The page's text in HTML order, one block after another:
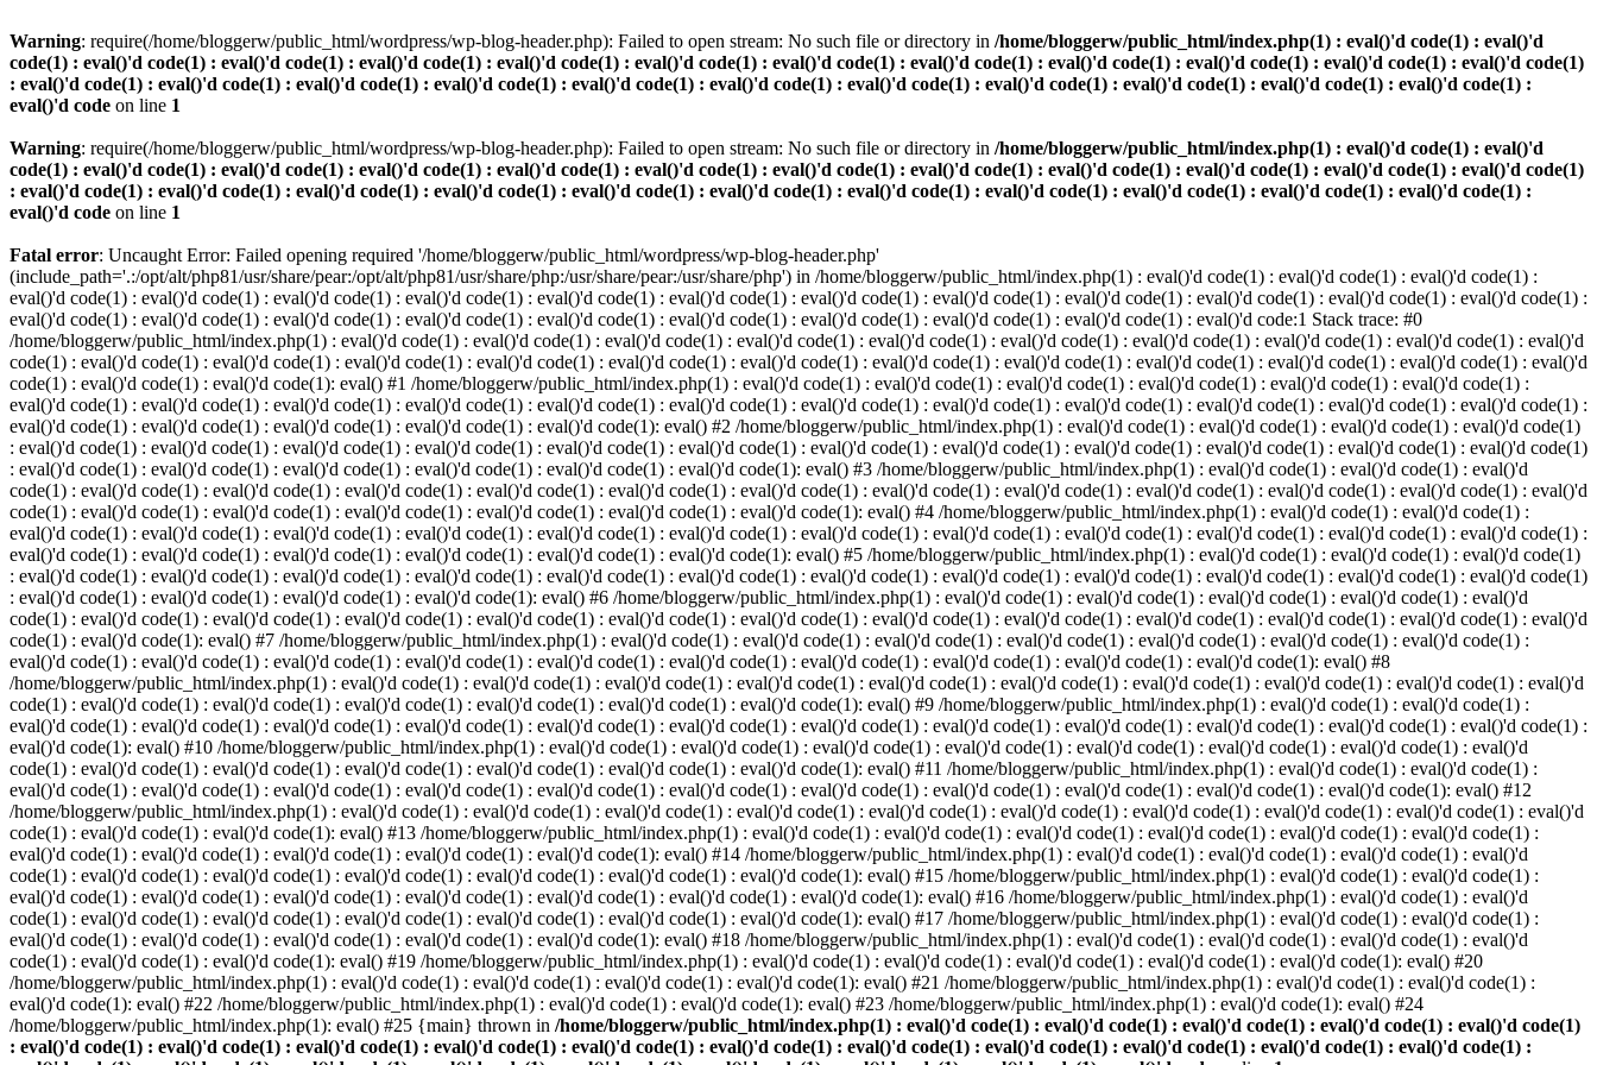
Warning: require(/home/bloggerw/public_html/wordpress/wp-blog-header.php): Failed to open stream: No such file or directory in /home/bloggerw/public_html/index.php(1) : eval()'d code(1) : eval()'d
code(1) : eval()'d code(1) : eval()'d code(1) : eval()'d code(1) : eval()'d code(1) : eval()'d code(1) : eval()'d code(1) : eval()'d code(1) : eval()'d code(1) : eval()'d code(1) : eval()'d code(1) : eval()'d code(1)
: eval()'d code(1) : eval()'d code(1) : eval()'d code(1) : eval()'d code(1) : eval()'d code(1) : eval()'d code(1) : eval()'d code(1) : eval()'d code(1) : eval()'d code(1) : eval()'d code(1) : eval()'d code(1) :
eval()'d code on line 1
Warning: require(/home/bloggerw/public_html/wordpress/wp-blog-header.php): Failed to open stream: No such file or directory in /home/bloggerw/public_html/index.php(1) : eval()'d code(1) : eval()'d
code(1) : eval()'d code(1) : eval()'d code(1) : eval()'d code(1) : eval()'d code(1) : eval()'d code(1) : eval()'d code(1) : eval()'d code(1) : eval()'d code(1) : eval()'d code(1) : eval()'d code(1) : eval()'d code(1)
: eval()'d code(1) : eval()'d code(1) : eval()'d code(1) : eval()'d code(1) : eval()'d code(1) : eval()'d code(1) : eval()'d code(1) : eval()'d code(1) : eval()'d code(1) : eval()'d code(1) : eval()'d code(1) :
eval()'d code on line 1
Fatal error: Uncaught Error: Failed opening required '/home/bloggerw/public_html/wordpress/wp-blog-header.php'
(include_path='.:/opt/alt/php81/usr/share/pear:/opt/alt/php81/usr/share/php:/usr/share/pear:/usr/share/php') in /home/bloggerw/public_html/index.php(1) : eval()'d code(1) : eval()'d code(1) : eval()'d code(1) :
eval()'d code(1) : eval()'d code(1) : eval()'d code(1) : eval()'d code(1) : eval()'d code(1) : eval()'d code(1) : eval()'d code(1) : eval()'d code(1) : eval()'d code(1) : eval()'d code(1) : eval()'d code(1) : eval()'d code(1) :
eval()'d code(1) : eval()'d code(1) : eval()'d code(1) : eval()'d code(1) : eval()'d code(1) : eval()'d code(1) : eval()'d code(1) : eval()'d code(1) : eval()'d code(1) : eval()'d code:1 Stack trace: #0
/home/bloggerw/public_html/index.php(1) : eval()'d code(1) : eval()'d code(1) : eval()'d code(1) : eval()'d code(1) : eval()'d code(1) : eval()'d code(1) : eval()'d code(1) : eval()'d code(1) : eval()'d code(1) : eval()'d
code(1) : eval()'d code(1) : eval()'d code(1) : eval()'d code(1) : eval()'d code(1) : eval()'d code(1) : eval()'d code(1) : eval()'d code(1) : eval()'d code(1) : eval()'d code(1) : eval()'d code(1) : eval()'d code(1) : eval()'d
code(1) : eval()'d code(1) : eval()'d code(1): eval() #1 /home/bloggerw/public_html/index.php(1) : eval()'d code(1) : eval()'d code(1) : eval()'d code(1) : eval()'d code(1) : eval()'d code(1) : eval()'d code(1) :
eval()'d code(1) : eval()'d code(1) : eval()'d code(1) : eval()'d code(1) : eval()'d code(1) : eval()'d code(1) : eval()'d code(1) : eval()'d code(1) : eval()'d code(1) : eval()'d code(1) : eval()'d code(1) : eval()'d code(1) :
eval()'d code(1) : eval()'d code(1) : eval()'d code(1) : eval()'d code(1) : eval()'d code(1): eval() #2 /home/bloggerw/public_html/index.php(1) : eval()'d code(1) : eval()'d code(1) : eval()'d code(1) : eval()'d code(1)
: eval()'d code(1) : eval()'d code(1) : eval()'d code(1) : eval()'d code(1) : eval()'d code(1) : eval()'d code(1) : eval()'d code(1) : eval()'d code(1) : eval()'d code(1) : eval()'d code(1) : eval()'d code(1) : eval()'d code(1)
: eval()'d code(1) : eval()'d code(1) : eval()'d code(1) : eval()'d code(1) : eval()'d code(1) : eval()'d code(1): eval() #3 /home/bloggerw/public_html/index.php(1) : eval()'d code(1) : eval()'d code(1) : eval()'d
code(1) : eval()'d code(1) : eval()'d code(1) : eval()'d code(1) : eval()'d code(1) : eval()'d code(1) : eval()'d code(1) : eval()'d code(1) : eval()'d code(1) : eval()'d code(1) : eval()'d code(1) : eval()'d code(1) : eval()'d
code(1) : eval()'d code(1) : eval()'d code(1) : eval()'d code(1) : eval()'d code(1) : eval()'d code(1) : eval()'d code(1): eval() #4 /home/bloggerw/public_html/index.php(1) : eval()'d code(1) : eval()'d code(1) :
eval()'d code(1) : eval()'d code(1) : eval()'d code(1) : eval()'d code(1) : eval()'d code(1) : eval()'d code(1) : eval()'d code(1) : eval()'d code(1) : eval()'d code(1) : eval()'d code(1) : eval()'d code(1) : eval()'d code(1) :
eval()'d code(1) : eval()'d code(1) : eval()'d code(1) : eval()'d code(1) : eval()'d code(1) : eval()'d code(1): eval() #5 /home/bloggerw/public_html/index.php(1) : eval()'d code(1) : eval()'d code(1) : eval()'d code(1)
: eval()'d code(1) : eval()'d code(1) : eval()'d code(1) : eval()'d code(1) : eval()'d code(1) : eval()'d code(1) : eval()'d code(1) : eval()'d code(1) : eval()'d code(1) : eval()'d code(1) : eval()'d code(1) : eval()'d code(1)
: eval()'d code(1) : eval()'d code(1) : eval()'d code(1) : eval()'d code(1): eval() #6 /home/bloggerw/public_html/index.php(1) : eval()'d code(1) : eval()'d code(1) : eval()'d code(1) : eval()'d code(1) : eval()'d
code(1) : eval()'d code(1) : eval()'d code(1) : eval()'d code(1) : eval()'d code(1) : eval()'d code(1) : eval()'d code(1) : eval()'d code(1) : eval()'d code(1) : eval()'d code(1) : eval()'d code(1) : eval()'d code(1) : eval()'d
code(1) : eval()'d code(1): eval() #7 /home/bloggerw/public_html/index.php(1) : eval()'d code(1) : eval()'d code(1) : eval()'d code(1) : eval()'d code(1) : eval()'d code(1) : eval()'d code(1) : eval()'d code(1) :
eval()'d code(1) : eval()'d code(1) : eval()'d code(1) : eval()'d code(1) : eval()'d code(1) : eval()'d code(1) : eval()'d code(1) : eval()'d code(1) : eval()'d code(1) : eval()'d code(1): eval() #8
/home/bloggerw/public_html/index.php(1) : eval()'d code(1) : eval()'d code(1) : eval()'d code(1) : eval()'d code(1) : eval()'d code(1) : eval()'d code(1) : eval()'d code(1) : eval()'d code(1) : eval()'d code(1) : eval()'d
code(1) : eval()'d code(1) : eval()'d code(1) : eval()'d code(1) : eval()'d code(1) : eval()'d code(1) : eval()'d code(1): eval() #9 /home/bloggerw/public_html/index.php(1) : eval()'d code(1) : eval()'d code(1) :
eval()'d code(1) : eval()'d code(1) : eval()'d code(1) : eval()'d code(1) : eval()'d code(1) : eval()'d code(1) : eval()'d code(1) : eval()'d code(1) : eval()'d code(1) : eval()'d code(1) : eval()'d code(1) : eval()'d code(1) :
eval()'d code(1): eval() #10 /home/bloggerw/public_html/index.php(1) : eval()'d code(1) : eval()'d code(1) : eval()'d code(1) : eval()'d code(1) : eval()'d code(1) : eval()'d code(1) : eval()'d code(1) : eval()'d
code(1) : eval()'d code(1) : eval()'d code(1) : eval()'d code(1) : eval()'d code(1) : eval()'d code(1) : eval()'d code(1): eval() #11 /home/bloggerw/public_html/index.php(1) : eval()'d code(1) : eval()'d code(1) :
eval()'d code(1) : eval()'d code(1) : eval()'d code(1) : eval()'d code(1) : eval()'d code(1) : eval()'d code(1) : eval()'d code(1) : eval()'d code(1) : eval()'d code(1) : eval()'d code(1) : eval()'d code(1): eval() #12
/home/bloggerw/public_html/index.php(1) : eval()'d code(1) : eval()'d code(1) : eval()'d code(1) : eval()'d code(1) : eval()'d code(1) : eval()'d code(1) : eval()'d code(1) : eval()'d code(1) : eval()'d code(1) : eval()'d
code(1) : eval()'d code(1) : eval()'d code(1): eval() #13 /home/bloggerw/public_html/index.php(1) : eval()'d code(1) : eval()'d code(1) : eval()'d code(1) : eval()'d code(1) : eval()'d code(1) : eval()'d code(1) :
eval()'d code(1) : eval()'d code(1) : eval()'d code(1) : eval()'d code(1) : eval()'d code(1): eval() #14 /home/bloggerw/public_html/index.php(1) : eval()'d code(1) : eval()'d code(1) : eval()'d code(1) : eval()'d
code(1) : eval()'d code(1) : eval()'d code(1) : eval()'d code(1) : eval()'d code(1) : eval()'d code(1) : eval()'d code(1): eval() #15 /home/bloggerw/public_html/index.php(1) : eval()'d code(1) : eval()'d code(1) :
eval()'d code(1) : eval()'d code(1) : eval()'d code(1) : eval()'d code(1) : eval()'d code(1) : eval()'d code(1) : eval()'d code(1): eval() #16 /home/bloggerw/public_html/index.php(1) : eval()'d code(1) : eval()'d
code(1) : eval()'d code(1) : eval()'d code(1) : eval()'d code(1) : eval()'d code(1) : eval()'d code(1) : eval()'d code(1): eval() #17 /home/bloggerw/public_html/index.php(1) : eval()'d code(1) : eval()'d code(1) :
eval()'d code(1) : eval()'d code(1) : eval()'d code(1) : eval()'d code(1) : eval()'d code(1): eval() #18 /home/bloggerw/public_html/index.php(1) : eval()'d code(1) : eval()'d code(1) : eval()'d code(1) : eval()'d
code(1) : eval()'d code(1) : eval()'d code(1): eval() #19 /home/bloggerw/public_html/index.php(1) : eval()'d code(1) : eval()'d code(1) : eval()'d code(1) : eval()'d code(1) : eval()'d code(1): eval() #20
/home/bloggerw/public_html/index.php(1) : eval()'d code(1) : eval()'d code(1) : eval()'d code(1) : eval()'d code(1): eval() #21 /home/bloggerw/public_html/index.php(1) : eval()'d code(1) : eval()'d code(1) :
eval()'d code(1): eval() #22 /home/bloggerw/public_html/index.php(1) : eval()'d code(1) : eval()'d code(1): eval() #23 /home/bloggerw/public_html/index.php(1) : eval()'d code(1): eval() #24
/home/bloggerw/public_html/index.php(1): eval() #25 {main} thrown in /home/bloggerw/public_html/index.php(1) : eval()'d code(1) : eval()'d code(1) : eval()'d code(1) : eval()'d code(1) : eval()'d code(1)
: eval()'d code(1) : eval()'d code(1) : eval()'d code(1) : eval()'d code(1) : eval()'d code(1) : eval()'d code(1) : eval()'d code(1) : eval()'d code(1) : eval()'d code(1) : eval()'d code(1) : eval()'d code(1) :